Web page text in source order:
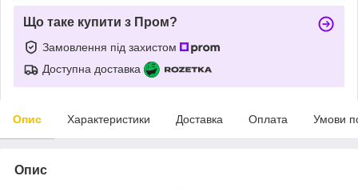
Що таке купити з Пром?
Замовлення під захистом
Доступна доставка
Опис Характеристики Доставка Оплата Умови
Опис